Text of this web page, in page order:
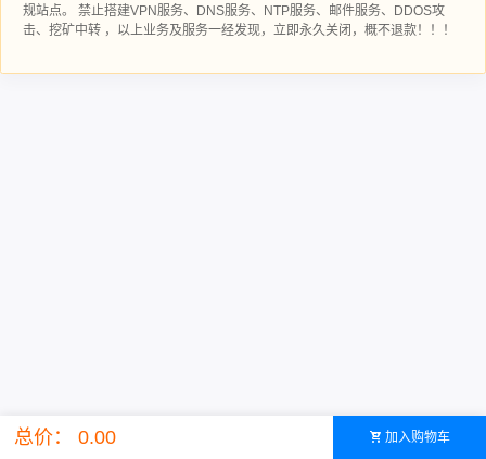
总价： 0.00 加入购物车
规站点。 禁止搭建VPN服务、DNS服务、NTP服务、邮件服务、DDOS攻
击、挖矿中转 ，以上业务及服务一经发现，立即永久关闭，概不退款！！！